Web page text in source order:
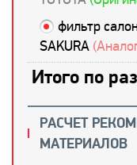
фильтр
SAKURA
Итого по
РАСЧЕТ
МАТЕРИАЛОВ